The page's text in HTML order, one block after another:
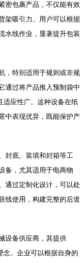
密包裹产品，不仅能有效
架吸引力。用户可以根据
水线作业，显著提升包装
，特别适用于规则或非规
通过将产品推入预制袋中
适应性广。这种设备在纸
中表现优异，既能保护产
封底、装填和封箱等工
备，尤其适用于电商物
通过定制化设计，可以处
线使用，构建完整的后道
设备供应商，其提供
念。企业可以根据自身的